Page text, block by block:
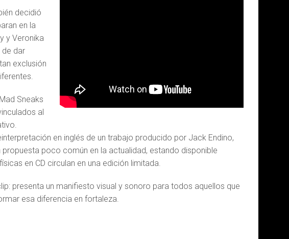
decidió
en la
y Veronika
de dar
exclusión
Sneaks
al
en inglés de un trabajo producido por Jack Endino,
poco común en la actualidad, estando disponible
en CD circulan en una edición limitada.
presenta un manifiesto visual y sonoro para todos aquellos que
esa diferencia en fortaleza.